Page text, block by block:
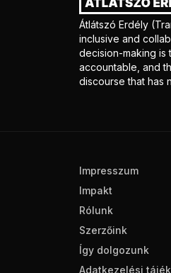
Átlátszó Erdély
inclusive and
decision-making is
accountable, and
discourse that has
Impresszum
Impakt
Rólunk
Szerzőink
Így dolgozunk
Adatkezelési